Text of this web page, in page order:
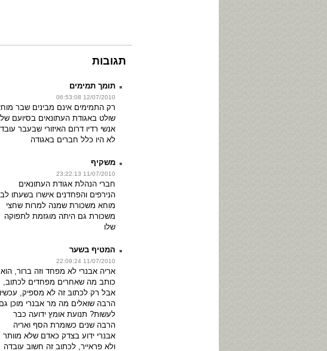
תגובות
תומך תמימים
12/07/2010 06:53:08
רק התמימים אינם מבינים שבר
שולט באגודת העתונאים בסיועם של
אנשי רדיו דרום האיזורי שבעבר
לא היו כלל חברים באגודה
משקיף
11/07/2010 23:22:13
חברי הנהלת אגודת העתונאים
הנירפים והפחדנים אישרו בשעתו
מוחא משכורת שמנה למרות שחצי
משכורת גם היתה מוגזמת לתפוקה
שלו
המטיף בשער
11/07/2010 22:09:24
אריה אבנרי לא מפחד וזה ברור, הוא
כותב מה שאחרים מפחדים לכתוב,
אבל רק לכתוב זה לא מספיק, עכשיו
הרבה שואלים מה מר אבנרי מוכן גם
לעשות? תנועת אומץ ידועה כבר
הרבה שנים כשומרת הסף ואריה
אבנרי ידוע בצדק כאדם שלא מוותר
ולא פראייר, לכתוב זה חשוב עובדה